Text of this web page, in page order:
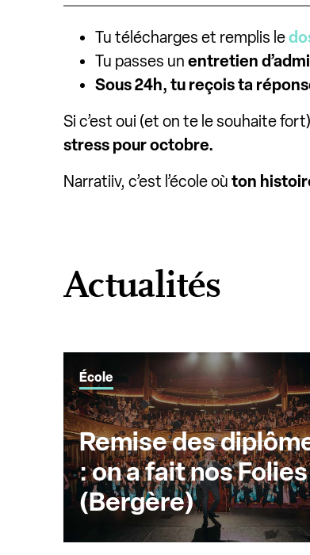
Tu télécharges et remplis le
Tu passes un entretien
Sous 24h, tu reçois ta
Si c’est oui (et on te le souhaite
stress pour octobre.
Narratiiv, c’est l’école où ton
Actualités
École
Remise des
: on a fait nos Folies
(Bergère)